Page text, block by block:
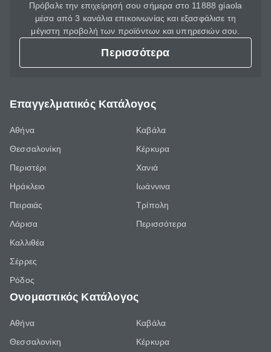
Πρόβαλε την επιχείρησή σου σήμερα στο 11888 giaola
μέσα από 3 κανάλια επικοινωνίας και εξασφάλισε τη
μέγιστη προβολή των προϊόντων και υπηρεσιών σου.
Περισσότερα
Επαγγελματικός Κατάλογος
Αθήνα
Θεσσαλονίκη
Περιστέρι
Ηράκλειο
Πειραιάς
Λάρισα
Καλλιθέα
Σέρρες
Ρόδος
Καβάλα
Κέρκυρα
Χανιά
Ιωάννινα
Τρίπολη
Περισσότερα
Ονομαστικός Κατάλογος
Αθήνα
Θεσσαλονίκη
Καβάλα
Κέρκυρα